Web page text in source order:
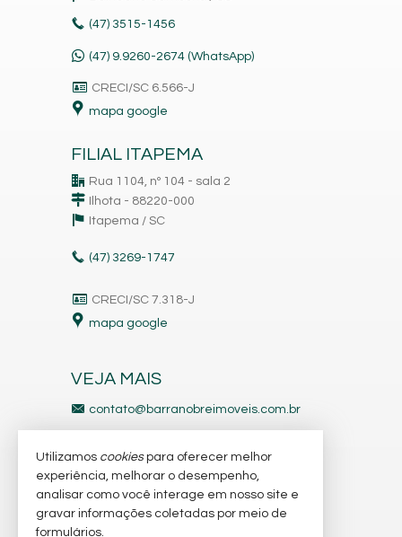
(47) 3515-1456
(47) 9.9260-2674 (WhatsApp)
CRECI/SC 6.566-J
mapa google
FILIAL ITAPEMA
Rua 1104, nº 104 - sala 2
Ilhota - 88220-000
Itapema / SC
(47) 3269-1747
CRECI/SC 7.318-J
mapa google
VEJA MAIS
contato@barranobreimoveis.com.br
receba nosso newsletter
Utilizamos cookiespara oferecer melhor
experiência, melhorar o desempenho,
analisar como você interage em nosso site e
gravar informações coletadas por meio de
formulários.